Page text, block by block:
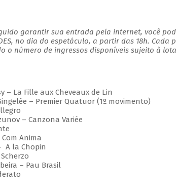
garantir sua entrada pela internet, você
no dia do espetáculo, a partir das 18h. Cada
o número de ingressos disponíveis sujeito à
La Fille aux Cheveaux de Lin
– Premier Quatuor (1º movimento)
– Canzona Variée
Anima
la Chopin
– Pau Brasil